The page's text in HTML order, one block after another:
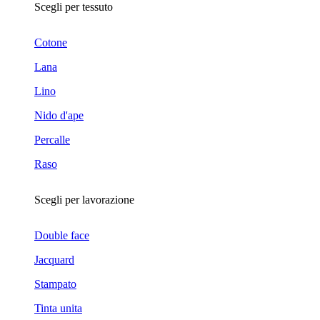
Scegli per tessuto
Cotone
Lana
Lino
Nido d'ape
Percalle
Raso
Scegli per lavorazione
Double face
Jacquard
Stampato
Tinta unita